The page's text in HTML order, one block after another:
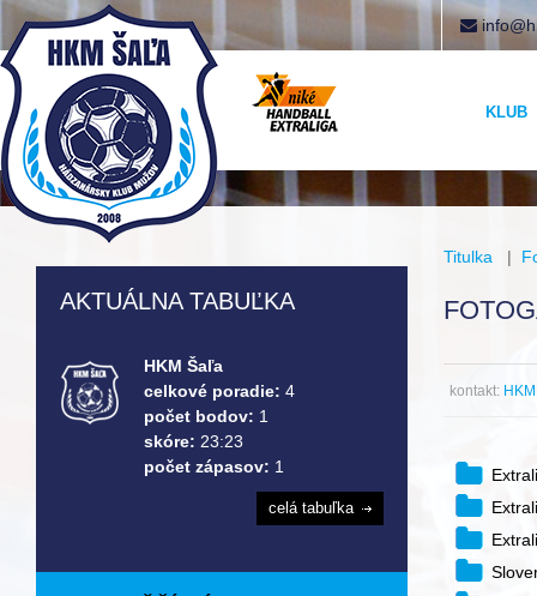
KLUB
Titulka |
kontakt:
AKTUÁLNA TABUĽKA
HKM Šaľa
celkové poradie: 4
počet bodov: 1
skóre: 23:23
počet zápasov: 1
celá tabuľka